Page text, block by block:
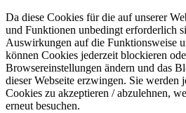
Da diese Cookies für die auf unserer
und Funktionen unbedingt erforderlich
Auswirkungen auf die Funktionsweise
können Cookies jederzeit blockieren
Browsereinstellungen ändern und das
dieser Webseite erzwingen. Sie werden
Cookies zu akzeptieren / abzulehnen,
erneut besuchen.